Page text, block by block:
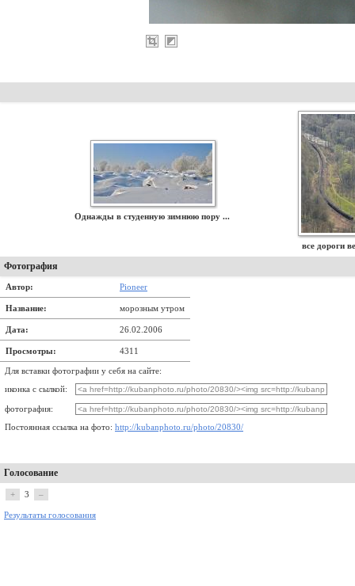
Однажды в студенную зимнюю пору ...
все дороги
Фотография
Автор: Pioneer
Название: морозным утром
Дата: 26.02.2006
Просмотры: 4311
Для вставки фотографии у себя на сайте:
иконка с сылкой:
фотография:
Постоянная ссылка на фото: http://kubanphoto.ru/photo/20830/
Голосование
+ 3 –
Результаты голосования